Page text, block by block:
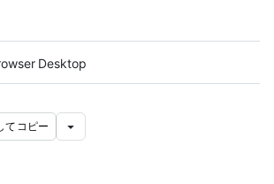
Desktop
てコピー